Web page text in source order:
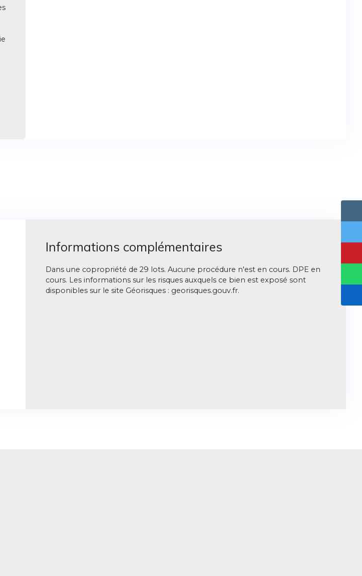
Informations complémentaires
Dans une copropriété de 29 lots. Aucune procédure n'est en cours. DPE en
cours. Les informations sur les risques auxquels ce bien est exposé sont
disponibles sur le site Géorisques : georisques.gouv.fr.